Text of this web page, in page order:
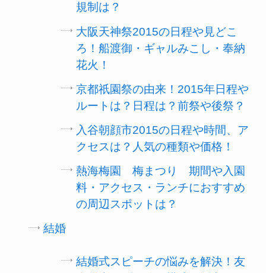
規制は？
大阪天神祭2015の日程や見どこ
ろ！船渡御・ギャルみこし・奉納
花火！
京都祇園祭の由来！2015年日程や
ルートは？日程は？前祭や後祭？
入谷朝顔市2015の日程や時間、ア
クセスは？人気の種類や価格！
熱海梅園 梅まつり 期間や入園
料・アクセス・ランチにおすすめ
の周辺スポットは？
結婚
結婚式スピーチの悩みを解決！友